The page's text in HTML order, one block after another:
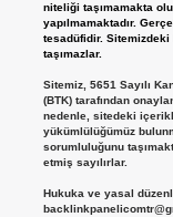
niteliği taşımamakta
yapılmamaktadır.
tesadüfidir.
taşımazlar.
Sitemiz, 5651 Sayılı
(BTK) tarafından
nedenle, sitedeki
yükümlülüğümüz
sorumluluğunu
etmiş sayılırlar.
Hukuka ve yasal